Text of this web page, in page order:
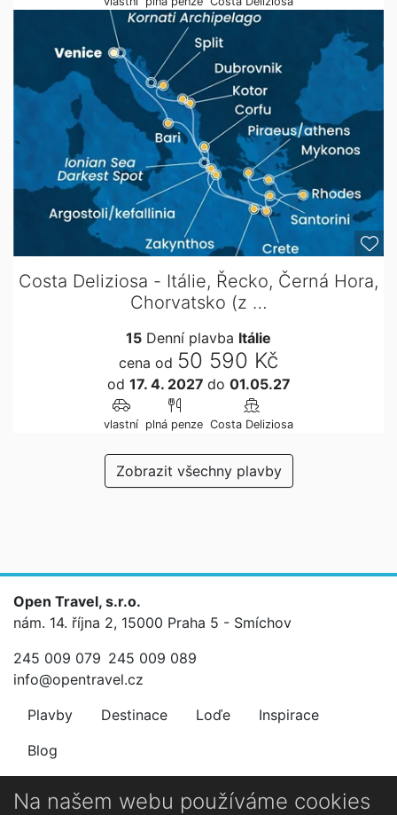
Costa Deliziosa - Itálie, Řecko, Černá Hora,
Chorvatsko (z …
15 Denní plavba Itálie
cena od 50 590 Kč
od 17. 4. 2027 do 01.05.27
vlastní plná penze Costa Deliziosa
Zobrazit všechny plavby
Open Travel, s.r.o.
nám. 14. října 2, 15000 Praha 5 - Smíchov
245 009 079 245 009 089
info@opentravel.cz
Plavby
Destinace Loďe
Inspirace
Blog
Newsletter
Na našem webu používáme cookies